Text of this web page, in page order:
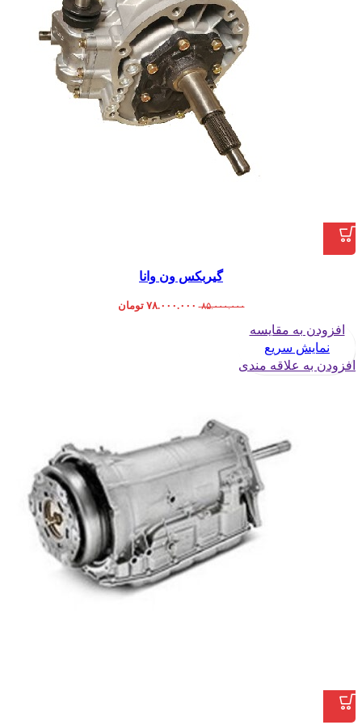
گیربکس ون وانا
۸۵.۰۰۰.۰۰۰ ۷۸.۰۰۰.۰۰۰ تومان
افزودن به مقایسه
نمایش سریع
افزودن به علاقه مندی